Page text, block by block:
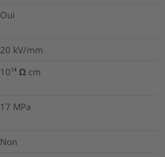
Oui
20 kV/mm
10¹⁴ Ω cm
17 MPa
Non